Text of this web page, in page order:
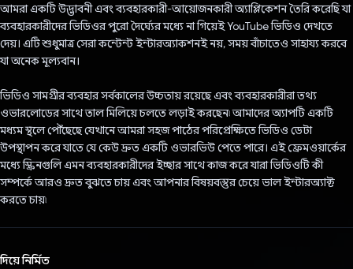
আমরা একটি উদ্ভাবনী এবং ব্যবহারকারী-আয়োজনকারী অ্যাপ্লিকেশন তৈরি করেছি যা
ব্যবহারকারীদের ভিডিওর পুরো দৈর্ঘ্যের মধ্যে না গিয়েই YouTube ভিডিও দেখতে
দেয়। এটি শুধুমাত্র সেরা কন্টেন্ট ইন্টারঅ্যাকশনই নয়, সময় বাঁচাতেও সাহায্য করবে
যা অনেক মূল্যবান।
ভিডিও সামগ্রীর ব্যবহার সর্বকালের উচ্চতায় রয়েছে এবং ব্যবহারকারীরা তথ্য
ওভারলোডের সাথে তাল মিলিয়ে চলতে লড়াই করছেন৷ আমাদের অ্যাপটি একটি
মধ্যম স্থলে পৌঁছেছে যেখানে আমরা সহজ পাঠের পরিপ্রেক্ষিতে ভিডিও ডেটা
উপস্থাপন করে যাতে যে কেউ দ্রুত একটি ওভারভিউ পেতে পারে। এই ফ্রেমওয়ার্কের
মধ্যে স্ক্রিনগুলি এমন ব্যবহারকারীদের ইচ্ছার সাথে কাজ করে যারা ভিডিওটি কী
সম্পর্কে আরও দ্রুত বুঝতে চায় এবং আপনার বিষয়বস্তুর চেয়ে ভাল ইন্টারঅ্যাক্ট
করতে চায়৷
দিয়ে নির্মিত